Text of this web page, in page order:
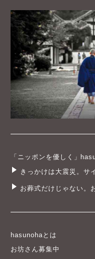
「ニッポンを優しく」
きっかけは大震災。サ
お葬式だけじゃない。
hasunohaとは
お坊さん募集中